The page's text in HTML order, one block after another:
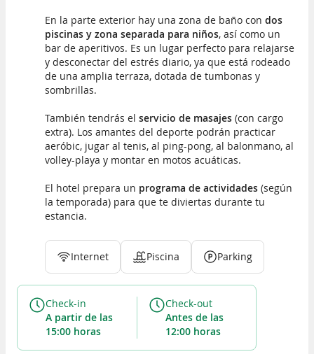
En la parte exterior hay una zona de baño con dos
piscinas y zona separada para niños, así como un
bar de aperitivos. Es un lugar perfecto para relajarse
y desconectar del estrés diario, ya que está rodeado
de una amplia terraza, dotada de tumbonas y
sombrillas.
También tendrás el servicio de masajes (con cargo
extra). Los amantes del deporte podrán practicar
aeróbic, jugar al tenis, al ping-pong, al balonmano, al
volley-playa y montar en motos acuáticas.
El hotel prepara un programa de actividades (según
la temporada) para que te diviertas durante tu
estancia.
Internet Piscina Parking
Check-in
a partir de las
15:00 horas
Check-out
antes de las
12:00 horas